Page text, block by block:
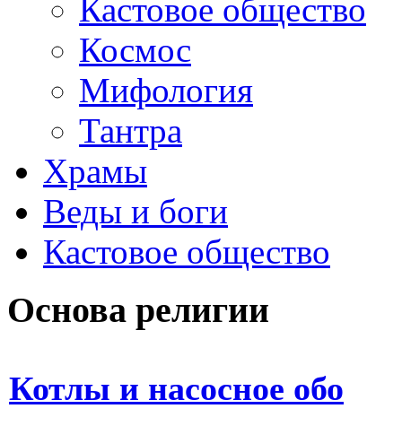
Кастовое общество
Космос
Мифология
Тантра
Храмы
Веды и боги
Кастовое общество
Основа религии
Котлы и насосное обо